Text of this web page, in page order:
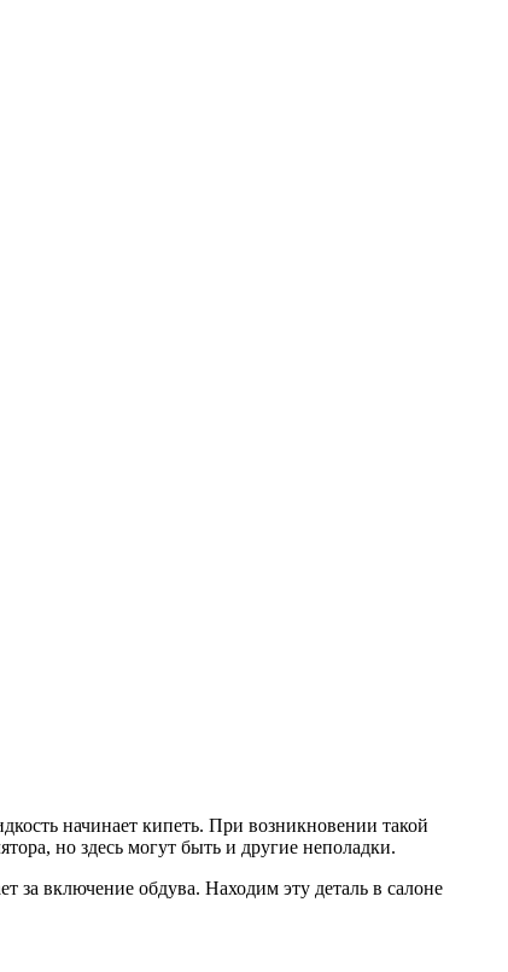
начинает кипеть. При возникновении такой
но здесь могут быть и другие неполадки.
за включение обдува. Находим эту деталь в салоне